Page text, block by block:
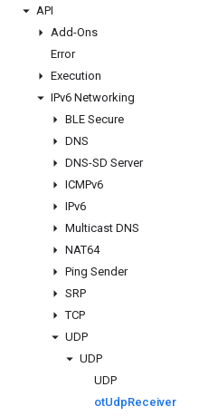
API
Add-Ons
Error
Execution
IPv6 Networking
BLE Secure
DNS
DNS-SD Server
ICMPv6
IPv6
Multicast DNS
NAT64
Ping Sender
SRP
TCP
UDP
UDP
UDP
otUdpReceiver